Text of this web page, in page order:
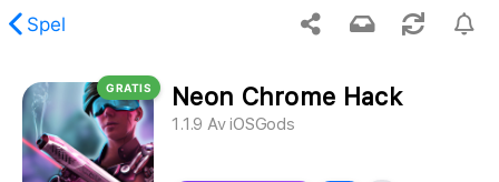
Spel
inte det begärda innehållet.
GRATIS Neon Chrome Hack
1.1.9 AviOSGods